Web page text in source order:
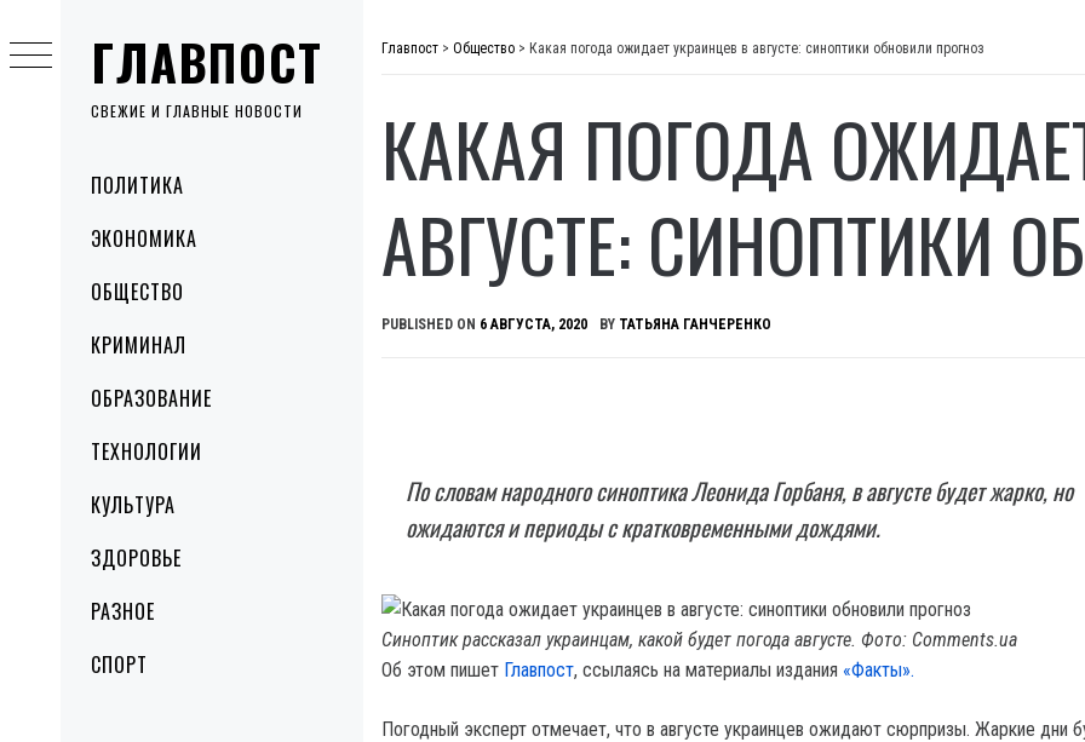
ГЛАВПОСТ
СВЕЖИЕ И ГЛАВНЫЕ НОВОСТИ
MenuПОЛИТИКА
ЭКОНОМИКА
ОБЩЕСТВО
КРИМИНАЛ
ОБРАЗОВАНИЕ
ТЕХНОЛОГИИ
КУЛЬТУРА
ЗДОРОВЬЕ
РАЗНОЕ
СПОРТ
to
content
Главпост > Общество > Какая погода ожидает украинцев в августе: синоптики обновили прогноз
КАКАЯ ПОГОДА
АВГУСТЕ: СИНОПТИКИ
PUBLISHED ON 6 АВГУСТА, 2020 BY ТАТЬЯНА ГАНЧЕРЕНКО
По словам народного синоптика Леонида Горбаня, в августе будет жарко, но
ожидаются и периоды с кратковременными дождями.
Синоптик рассказал украинцам, какой будет погода августе. Фото: Comments.ua
Об этом пишет Главпост, ссылаясь на материалы издания «Факты».
Погодный эксперт отмечает, что в августе украинцев ожидают сюрпризы. Жаркие дни